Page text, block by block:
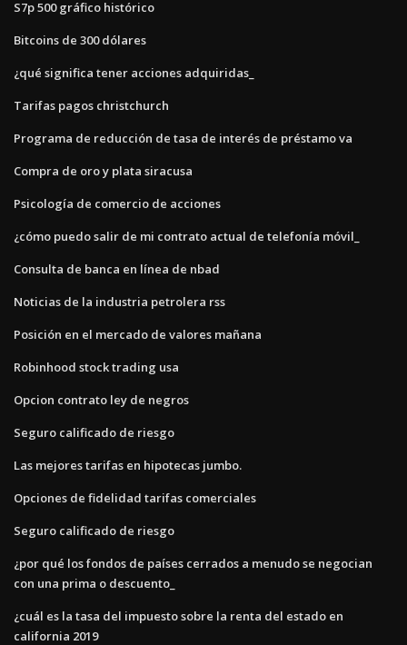
S7p 500 gráfico histórico
Bitcoins de 300 dólares
¿qué significa tener acciones adquiridas_
Tarifas pagos christchurch
Programa de reducción de tasa de interés de préstamo va
Compra de oro y plata siracusa
Psicología de comercio de acciones
¿cómo puedo salir de mi contrato actual de telefonía móvil_
Consulta de banca en línea de nbad
Noticias de la industria petrolera rss
Posición en el mercado de valores mañana
Robinhood stock trading usa
Opcion contrato ley de negros
Seguro calificado de riesgo
Las mejores tarifas en hipotecas jumbo.
Opciones de fidelidad tarifas comerciales
Seguro calificado de riesgo
¿por qué los fondos de países cerrados a menudo se negocian
con una prima o descuento_
¿cuál es la tasa del impuesto sobre la renta del estado en
california 2019